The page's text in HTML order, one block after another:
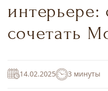
интерьере:
сочетать
14.02.2025 3 минуты